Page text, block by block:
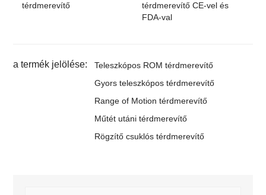
térdmerevítő
térdmerevítő CE-vel és
FDA-val
a termék jelölése:
Teleszkópos ROM térdmerevítő
Gyors teleszkópos térdmerevítő
Range of Motion térdmerevítő
Műtét utáni térdmerevítő
Rögzítő csuklós térdmerevítő